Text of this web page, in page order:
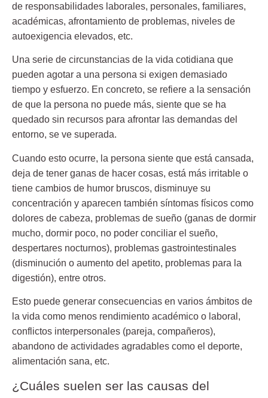
de responsabilidades laborales, personales, familiares,
académicas, afrontamiento de problemas, niveles de
autoexigencia elevados, etc.
Una serie de circunstancias de la vida cotidiana que
pueden agotar a una persona si exigen demasiado
tiempo y esfuerzo. En concreto, se refiere a la sensación
de que la persona no puede más, siente que se ha
quedado sin recursos para afrontar las demandas del
entorno, se ve superada.
Cuando esto ocurre, la persona siente que está cansada,
deja de tener ganas de hacer cosas, está más irritable o
tiene cambios de humor bruscos, disminuye su
concentración y aparecen también síntomas físicos como
dolores de cabeza, problemas de sueño (ganas de dormir
mucho, dormir poco, no poder conciliar el sueño,
despertares nocturnos), problemas gastrointestinales
(disminución o aumento del apetito, problemas para la
digestión), entre otros.
Esto puede generar consecuencias en varios ámbitos de
la vida como menos rendimiento académico o laboral,
conflictos interpersonales (pareja, compañeros),
abandono de actividades agradables como el deporte,
alimentación sana, etc.
¿Cuáles suelen ser las causas del